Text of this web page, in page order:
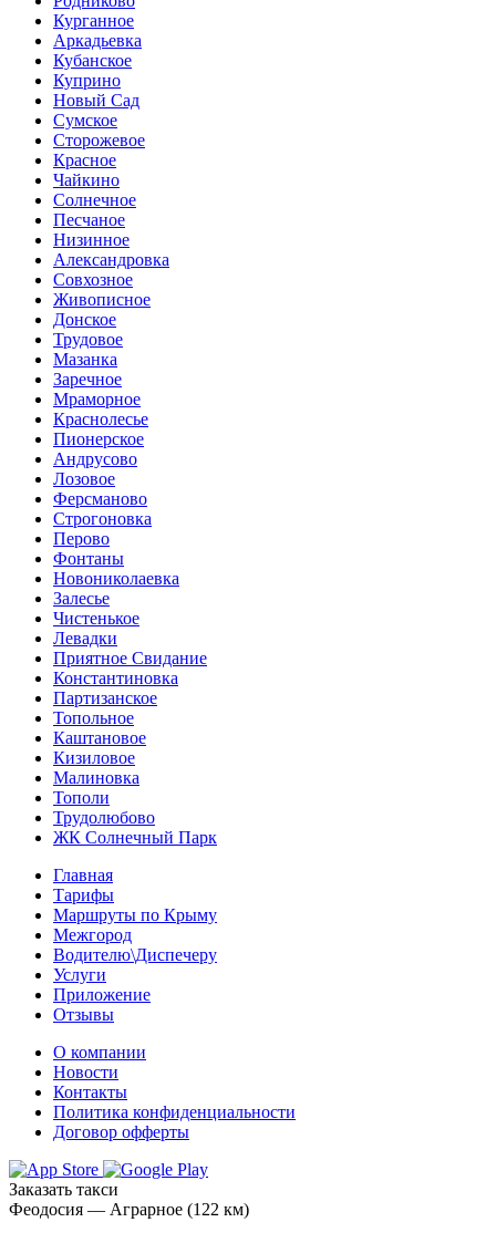
Курганное
Аркадьевка
Кубанское
Куприно
Новый Сад
Сумское
Сторожевое
Красное
Чайкино
Солнечное
Песчаное
Низинное
Александровка
Совхозное
Живописное
Донское
Трудовое
Мазанка
Заречное
Мраморное
Краснолесье
Пионерское
Андрусово
Лозовое
Ферсманово
Строгоновка
Перово
Фонтаны
Новониколаевка
Залесье
Чистенькое
Левадки
Приятное Свидание
Константиновка
Партизанское
Топольное
Каштановое
Кизиловое
Малиновка
Тополи
Трудолюбово
ЖК Солнечный Парк
Главная
Тарифы
Маршруты по Крыму
Межгород
Водителю\Диспечеру
Услуги
Приложение
Отзывы
О компании
Новости
Контакты
Политика конфиденциальности
Договор офферты
Заказать такси
Феодосия — Аграрное (122 км)